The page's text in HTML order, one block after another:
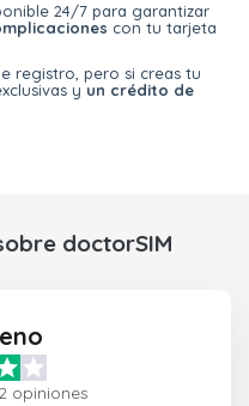
24/7 para garantizar
con tu tarjeta
registro, pero si creas tu
y un crédito de
doctorSIM
opiniones